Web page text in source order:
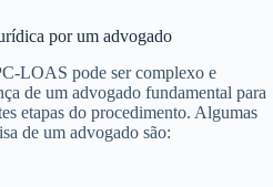
por um advogado
LOAS pode ser complexo e
de um advogado fundamental para
etapas do procedimento. Algumas
de um advogado são: